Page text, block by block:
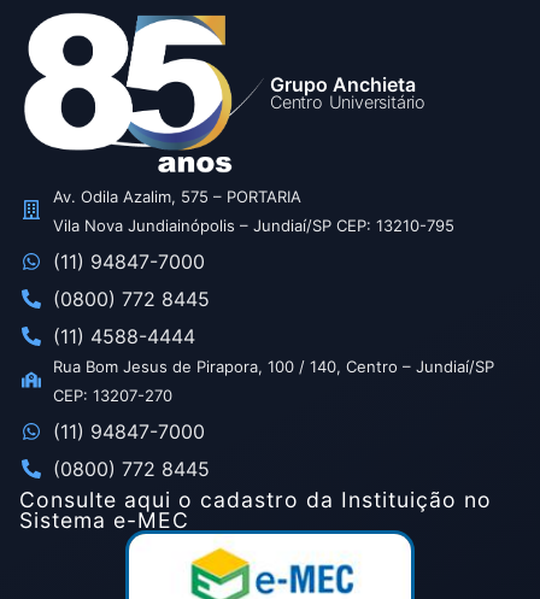
Grupo Anchieta
Centro Universitário
Av. Odila Azalim, 575 – PORTARIA
Vila Nova Jundiainópolis – Jundiaí/SP CEP: 13210-795
(11) 94847-7000
(0800) 772 8445
(11) 4588-4444
Rua Bom Jesus de Pirapora, 100 / 140, Centro – Jundiaí/SP
CEP: 13207-270
(11) 94847-7000
(0800) 772 8445
Consulte aqui o cadastro da Instituição no
Sistema e-MEC